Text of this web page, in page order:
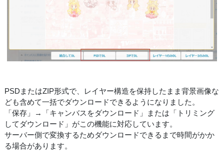
PSDまたはZIP形式で、レイヤー構造を保持したまま背景画像な
ども含めて一括でダウンロードできるようになりました。
「保存」→「キャンバスをダウンロード」または「トリミング
してダウンロード」がこの機能に対応しています。
サーバー側で変換するためダウンロードできるまで時間がかか
る場合があります。